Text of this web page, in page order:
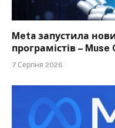
Meta запустила
програмістів – Muse
7 Серпня 2026